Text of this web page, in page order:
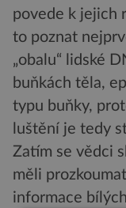
povede k jejich
to poznat
„obalu“ lidské
buňkách těla,
typu buňky,
luštění je tedy
Zatím se vědci
měli
informace